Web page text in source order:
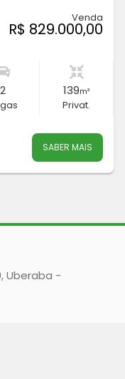
Venda
R$ 829.000,00
2 139m²
Privat.
SABER MAIS
Uberaba -